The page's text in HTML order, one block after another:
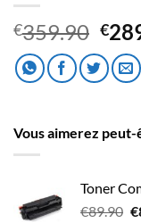
€359.90 Le
prix
€
Vous aimerez
Toner
€89.90 €